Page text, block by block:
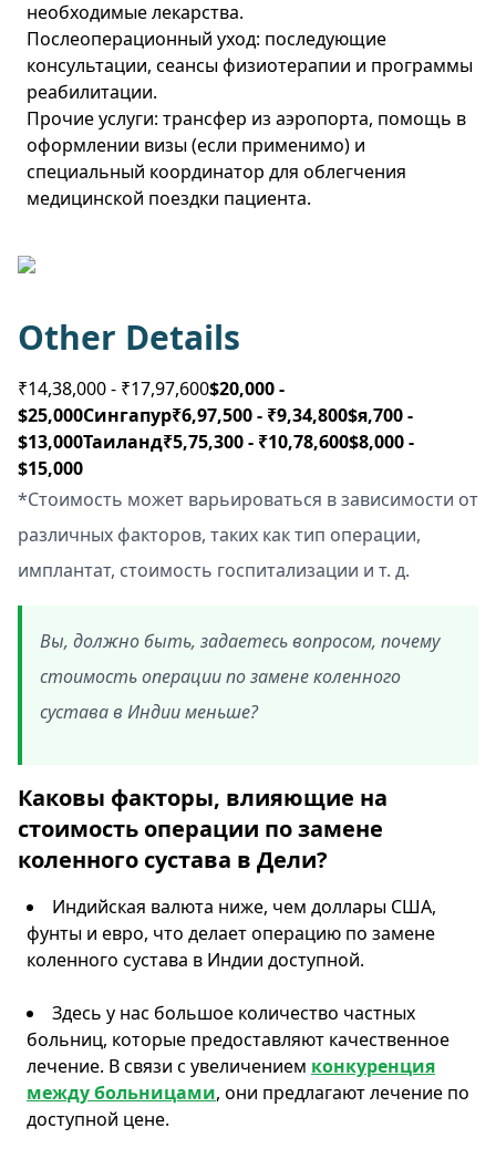
необходимые лекарства.
Послеоперационный уход: последующие
консультации, сеансы физиотерапии и программы
реабилитации.
Прочие услуги: трансфер из аэропорта, помощь в
оформлении визы (если применимо) и
специальный координатор для облегчения
медицинской поездки пациента.
Other Details
₹14,38,000 - ₹17,97,600$20,000 -
$25,000Сингапур₹6,97,500 - ₹9,34,800$я,700 -
$13,000Таиланд₹5,75,300 - ₹10,78,600$8,000 -
$15,000
*Стоимость может варьироваться в зависимости от
различных факторов, таких как тип операции,
имплантат, стоимость госпитализации и т. д.
Вы, должно быть, задаетесь вопросом, почему
стоимость операции по замене коленного
сустава в Индии меньше?
Каковы факторы, влияющие на
стоимость операции по замене
коленного сустава в Дели?
Индийская валюта ниже, чем доллары США,
фунты и евро, что делает операцию по замене
коленного сустава в Индии доступной.
Здесь у нас большое количество частных
больниц, которые предоставляют качественное
лечение. В связи с увеличением конкуренция
между больницами, они предлагают лечение по
доступной цене.